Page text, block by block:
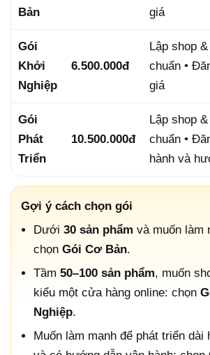
Bản
giá
Gói
Khởi
Nghiệp
6.500.000đ
Lập shop
chuẩn •
giá
Gói
Phát
Triển
10.500.000đ
Lập shop
chuẩn •
hành và
Gợi ý cách chọn gói
Dưới 30 sản phẩm và muốn làm
chọn Gói Cơ Bản.
Tầm 50–100 sản phẩm, muốn
kiểu một cửa hàng online: chọn
Nghiệp.
Muốn làm mạnh để phát triển dài